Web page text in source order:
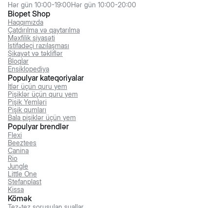
Biopet Shop
Haqqımızda
Çatdırılma və qaytarılma
Məxfilik siyasəti
İstifadəçi razılaşması
Şikayət və təkliflər
Bloqlar
Ensiklopediya
Hər gün 10:00-19:00Hər gün 10:00-20:00
Populyar kateqoriyalar
İtlər üçün quru yem
Pişiklər üçün quru yem
Pişik Yemləri
Pişik qumları
Bala pişiklər üçün yem
Populyar brendlər
Flexi
Beeztees
Canina
Rio
Jungle
Little One
Stefanplast
Kissa
Kömək